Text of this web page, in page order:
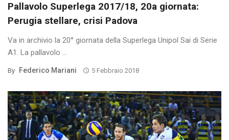
Pallavolo Superlega 2017/18, 20a giornata:
Perugia stellare, crisi Padova
Va in archivio la 20° giornata della Superlega Unipol Sai di Serie
A1. La pallavolo ...
By Federico Mariani 5 Febbraio 2018